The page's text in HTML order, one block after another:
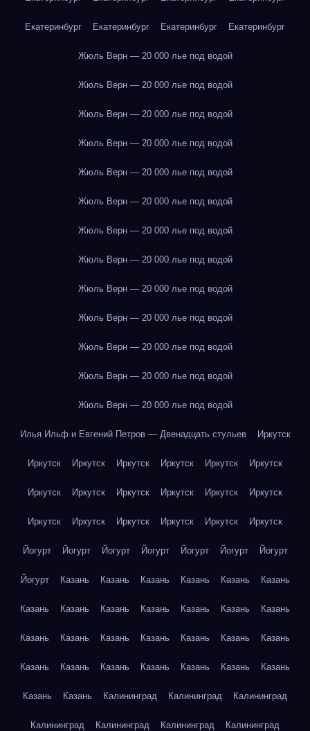
Екатеринбург Екатеринбург Екатеринбург Екатеринбург
Жюль Верн — 20 000 лье под водой
Жюль Верн — 20 000 лье под водой
Жюль Верн — 20 000 лье под водой
Жюль Верн — 20 000 лье под водой
Жюль Верн — 20 000 лье под водой
Жюль Верн — 20 000 лье под водой
Жюль Верн — 20 000 лье под водой
Жюль Верн — 20 000 лье под водой
Жюль Верн — 20 000 лье под водой
Жюль Верн — 20 000 лье под водой
Жюль Верн — 20 000 лье под водой
Жюль Верн — 20 000 лье под водой
Жюль Верн — 20 000 лье под водой
Илья Ильф и Евгений Петров — Двенадцать стульев Иркутск
Иркутск Иркутск Иркутск Иркутск Иркутск Иркутск
Иркутск Иркутск Иркутск Иркутск Иркутск Иркутск
Иркутск Иркутск Иркутск Иркутск Иркутск Иркутск
Йогурт Йогурт Йогурт Йогурт Йогурт Йогурт Йогурт
Йогурт Казань Казань Казань Казань Казань Казань
Казань Казань Казань Казань Казань Казань Казань
Казань Казань Казань Казань Казань Казань Казань
Казань Казань Казань Казань Казань Казань Казань
Казань Казань Калининград Калининград Калининград
Калининград Калининград Калининград Калининград